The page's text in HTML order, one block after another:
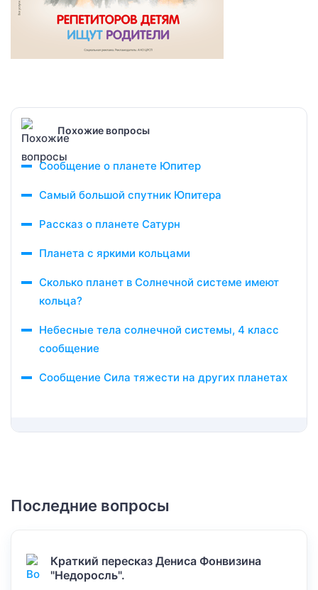
Похожие вопросы
Сообщение о планете Юпитер
Самый большой спутник Юпитера
Рассказ о планете Сатурн
Планета с яркими кольцами
Сколько планет в Солнечной системе имеют
кольца?
Небесные тела солнечной системы, 4 класс
сообщение
Сообщение Сила тяжести на других планетах
Последние вопросы
Краткий пересказ Дениса Фонвизина
"Недоросль".